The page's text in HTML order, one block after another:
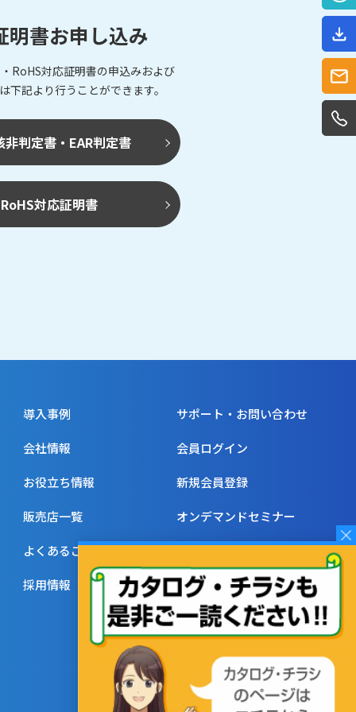
明書お申し込み
RoHS対応証明書の申込みおよび
下記より行うことができます。
非判定書・EAR判定書
RoHS対応証明書
導入事例
会社情報
お役立ち情報
販売店一覧
よくあるご質問
採用情報
サポート・お問い合わせ
会員ログイン
新規会員登録
オンデマンドセミナー
ご注文に際してのお願い
ご利用規約 プライバシーポリシー サイトマップ